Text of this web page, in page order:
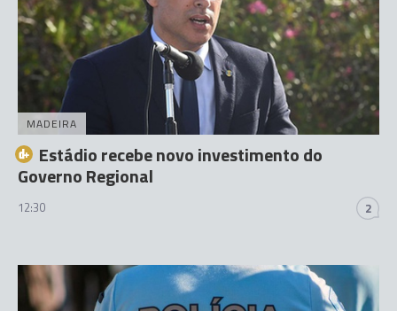
MADEIRA
Estádio recebe novo investimento do
Governo Regional
12:30 2